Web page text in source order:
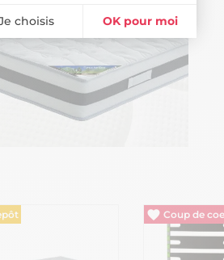
choisis OK pour moi
: Personnalisez vos Options
d'adapter et de gérer vos
Vide